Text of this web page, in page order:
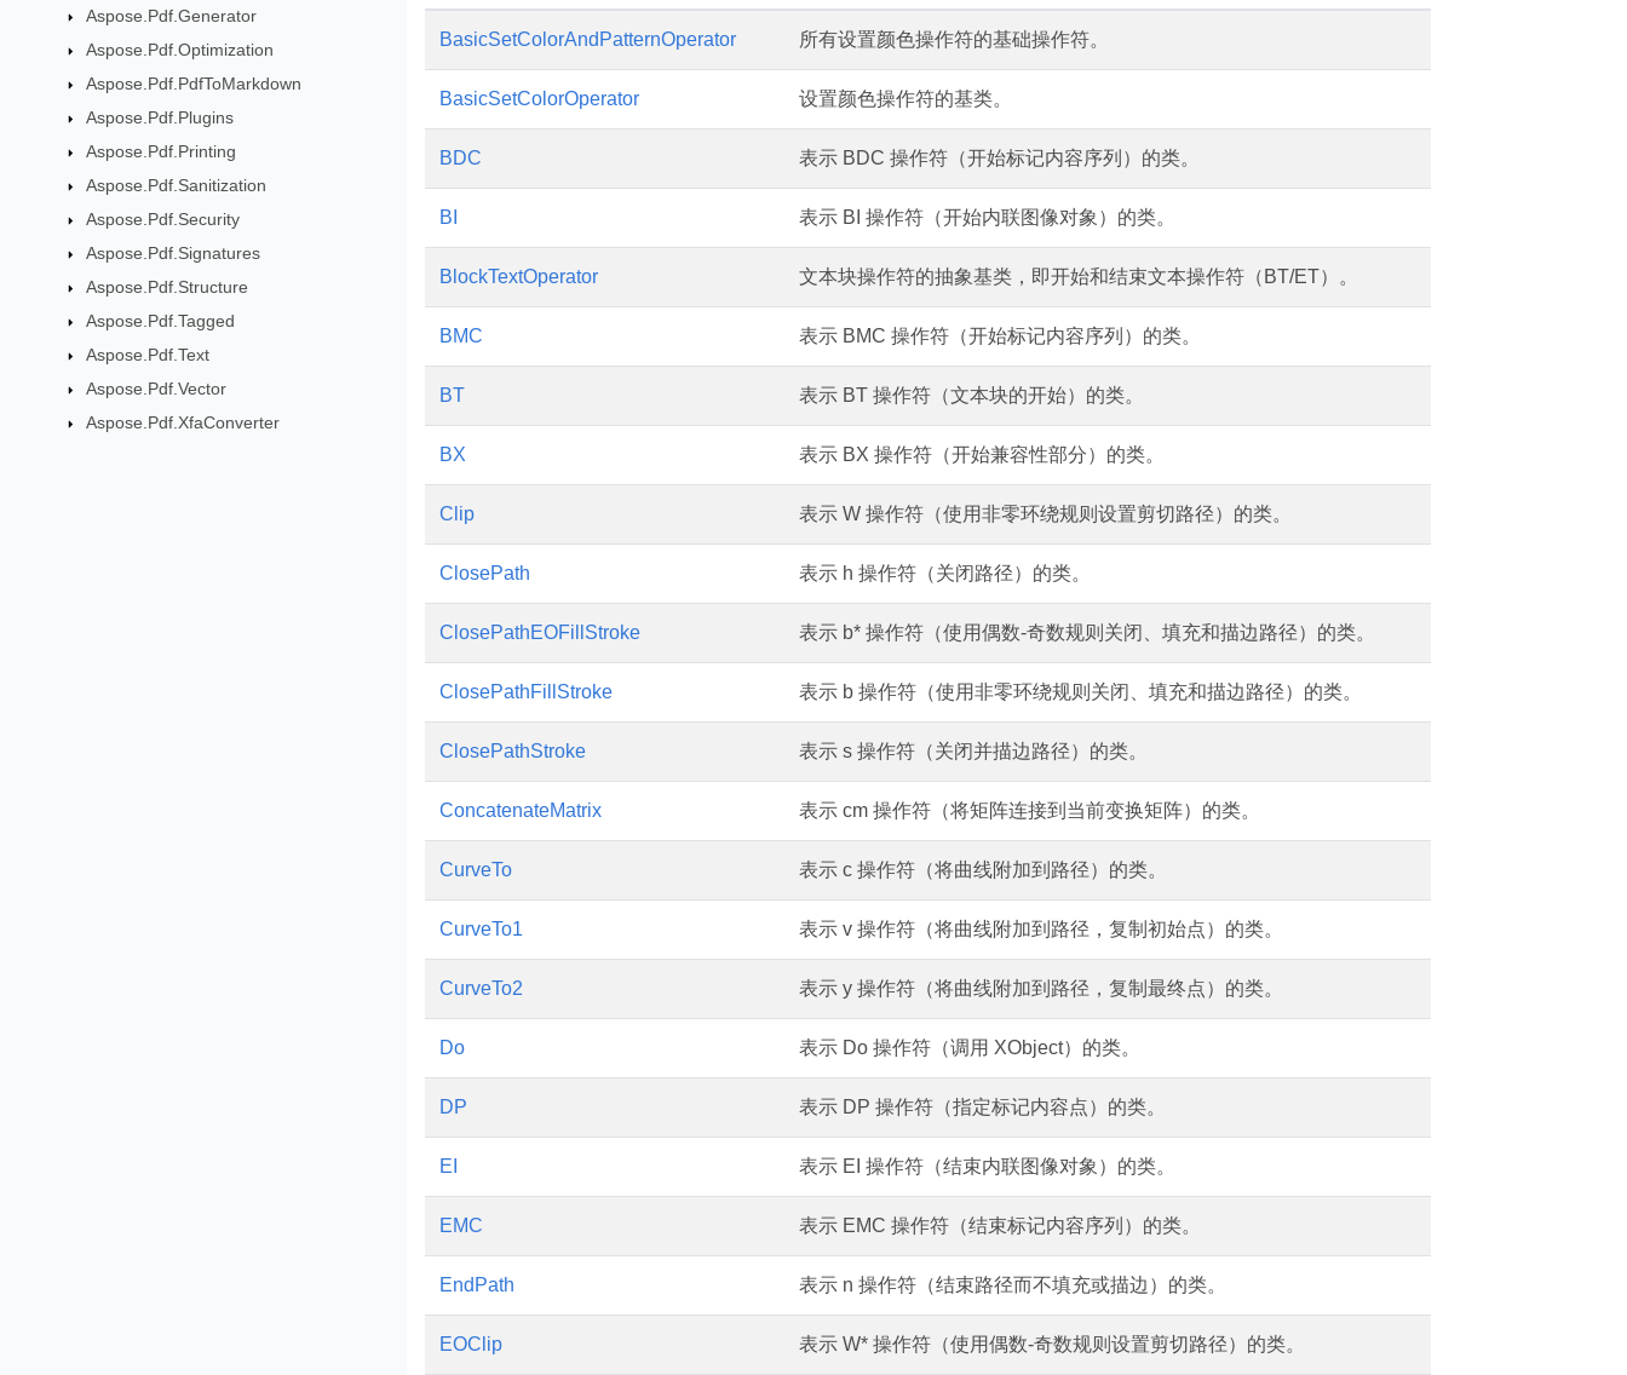
Aspose.Pdf.Generator
Aspose.Pdf.Optimization
Aspose.Pdf.PdfToMarkdown
Aspose.Pdf.Plugins
Aspose.Pdf.Printing
Aspose.Pdf.Sanitization
Aspose.Pdf.Security
Aspose.Pdf.Signatures
Aspose.Pdf.Structure
Aspose.Pdf.Tagged
Aspose.Pdf.Text
Aspose.Pdf.Vector
Aspose.Pdf.XfaConverter
BasicSetColorAndPatternOperator 所有设置颜色操作符的基础操作符。
BasicSetColorOperator 设置颜色操作符的基类。
BDC 表示 BDC 操作符（开始标记内容序列）的类。
BI 表示 BI 操作符（开始内联图像对象）的类。
BlockTextOperator 文本块操作符的抽象基类，即开始和结束文本操作符（BT/ET）。
BMC 表示 BMC 操作符（开始标记内容序列）的类。
BT 表示 BT 操作符（文本块的开始）的类。
BX 表示 BX 操作符（开始兼容性部分）的类。
Clip 表示 W 操作符（使用非零环绕规则设置剪切路径）的类。
ClosePath 表示 h 操作符（关闭路径）的类。
ClosePathEOFillStroke 表示 b* 操作符（使用偶数-奇数规则关闭、填充和描边路径）的类。
ClosePathFillStroke 表示 b 操作符（使用非零环绕规则关闭、填充和描边路径）的类。
ClosePathStroke 表示 s 操作符（关闭并描边路径）的类。
ConcatenateMatrix 表示 cm 操作符（将矩阵连接到当前变换矩阵）的类。
CurveTo 表示 c 操作符（将曲线附加到路径）的类。
CurveTo1 表示 v 操作符（将曲线附加到路径，复制初始点）的类。
CurveTo2 表示 y 操作符（将曲线附加到路径，复制最终点）的类。
Do 表示 Do 操作符（调用 XObject）的类。
DP 表示 DP 操作符（指定标记内容点）的类。
EI 表示 EI 操作符（结束内联图像对象）的类。
EMC 表示 EMC 操作符（结束标记内容序列）的类。
EndPath 表示 n 操作符（结束路径而不填充或描边）的类。
EOClip 表示 W* 操作符（使用偶数-奇数规则设置剪切路径）的类。